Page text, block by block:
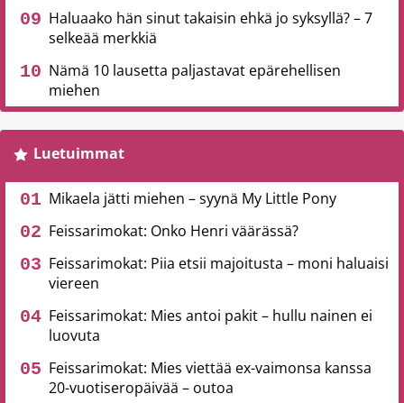
Haluaako hän sinut takaisin ehkä jo syksyllä? – 7
selkeää merkkiä
Nämä 10 lausetta paljastavat epärehellisen
miehen
Luetuimmat
Mikaela jätti miehen – syynä My Little Pony
Feissarimokat: Onko Henri väärässä?
Feissarimokat: Piia etsii majoitusta – moni haluaisi
viereen
Feissarimokat: Mies antoi pakit – hullu nainen ei
luovuta
Feissarimokat: Mies viettää ex-vaimonsa kanssa
20-vuotiseropäivää – outoa